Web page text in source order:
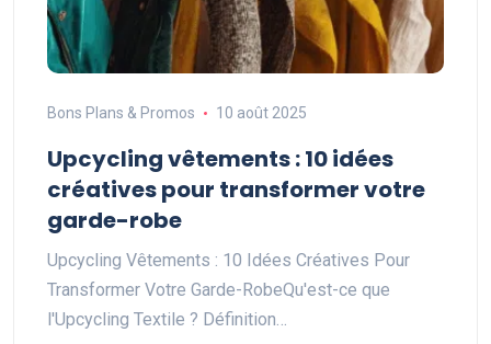
Bons Plans & Promos 10 août 2025
Upcycling vêtements : 10 idées
créatives pour transformer votre
garde-robe
Upcycling Vêtements : 10 Idées Créatives Pour
Transformer Votre Garde-RobeQu'est-ce que
l'Upcycling Textile ? Définition…